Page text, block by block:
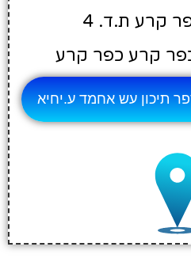
קרע ת.ד. 4
קרע כפר קרע
תיכון עש אחמד ע.יחיא